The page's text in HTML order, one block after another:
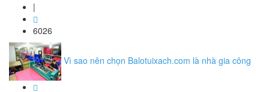
|
6026
Vì sao nên chọn Balotuixach.com là nhà gia công